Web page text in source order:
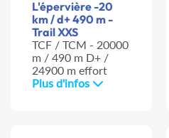
L'épervière -20
km / d+ 490 m -
Trail XXS
TCF / TCM - 20000
m / 490 m D+ /
24900 m effort
Plus d'infos